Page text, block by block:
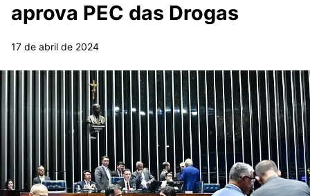
aprova PEC das Drogas
17 de abril de 2024